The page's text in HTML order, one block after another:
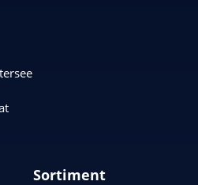
Sortiment